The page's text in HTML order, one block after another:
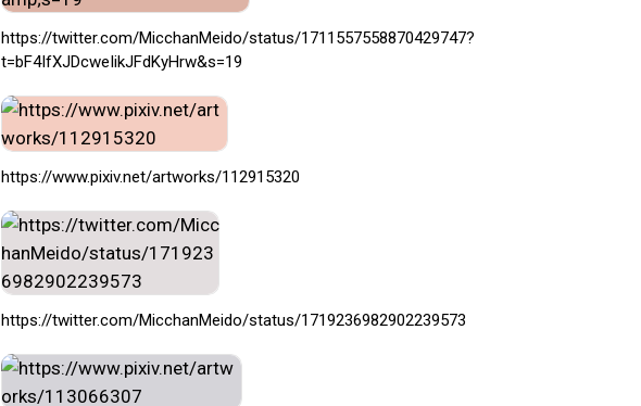
https://twitter.com/MicchanMeido/status/1711557558870429747?
t=bF4IfXJDcweIikJFdKyHrw&s=19
https://www.pixiv.net/artworks/112915320
https://twitter.com/MicchanMeido/status/1719236982902239573